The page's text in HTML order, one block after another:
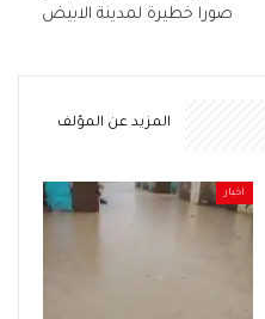
صورا خطيرة لمدينة الابيض
المزيد عن المؤلف
اخبار